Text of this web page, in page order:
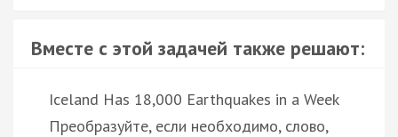
Вместе с этой задачей также решают:
Iceland Has 18,000 Earthquakes in a Week
Преобразуйте, если необходимо, слово,